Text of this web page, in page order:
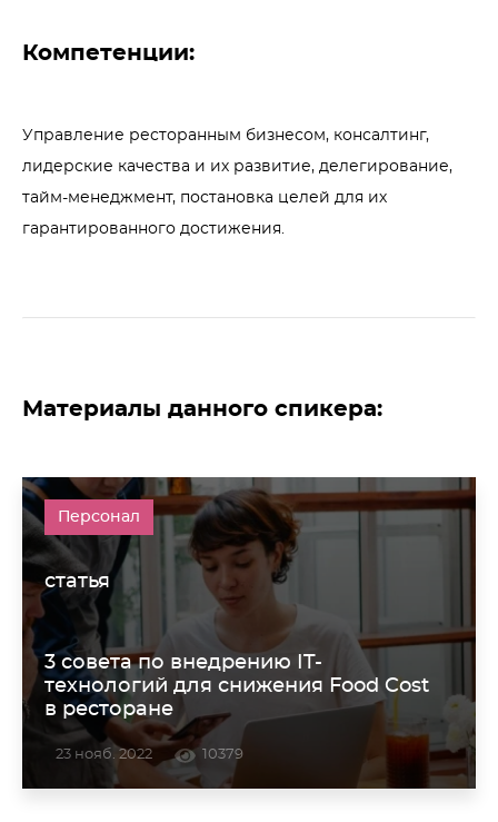
Компетенции:
Управление ресторанным бизнесом, консалтинг,
лидерские качества и их развитие, делегирование,
тайм-менеджмент, постановка целей для их
гарантированного достижения.
Материалы данного спикера:
Персонал
статья
3 совета по внедрению IT-
технологий для снижения Food Cost
в ресторане
23 нояб. 2022 10379